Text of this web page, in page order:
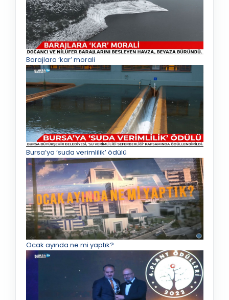
Barajlara ‘kar’ morali
Bursa’ya ‘suda verimlilik’ ödülü
Ocak ayında ne mi yaptık?